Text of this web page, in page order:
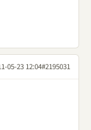
05-23 12:04#2195031